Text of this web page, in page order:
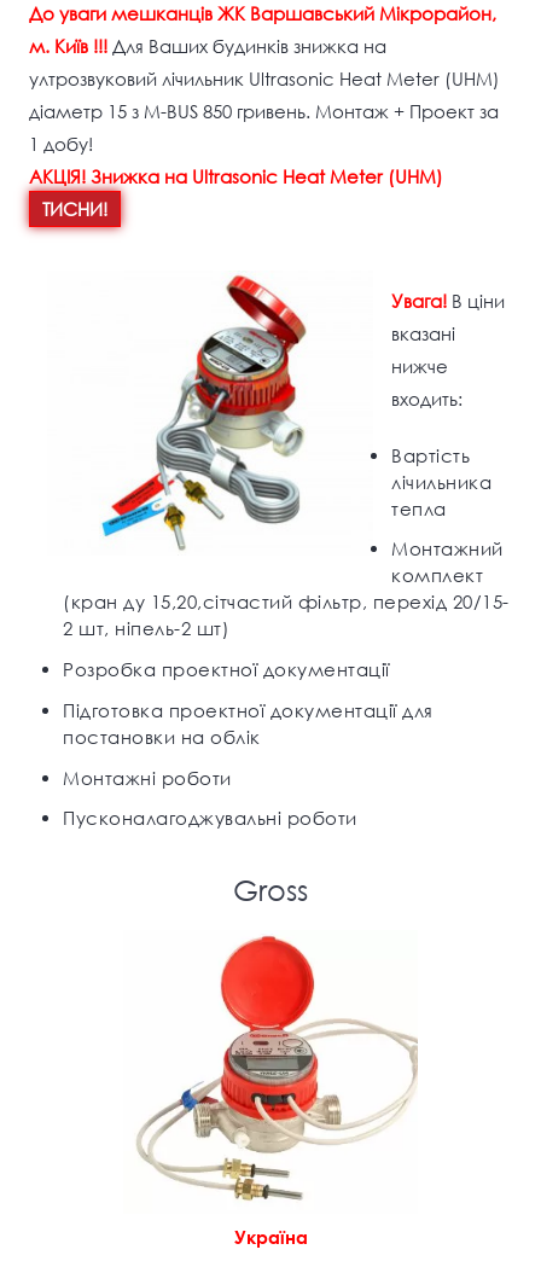
До уваги мешканців ЖК Варшавський Мікрорайон,
м. Київ !!! Для Ваших будинків знижка на
ултрозвуковий лічильник Ultrasonic Heat Meter (UHM)
діаметр 15 з М-BUS 850 гривень. Монтаж + Проект за
1 добу!
АКЦІЯ! Знижка на Ultrasonic Heat Meter (UHM)
ТИСНИ!
Увага! В ціни
вказані
нижче
входить:
Вартість
лічильника
тепла
Монтажний
комплект
(кран ду 15,20,сітчастий фільтр, перехід 20/15-
2 шт, ніпель-2 шт)
Розробка проектної документації
Підготовка проектної документації для
постановки на облік
Монтажні роботи
Пусконалагоджувальні роботи
Gross
Україна